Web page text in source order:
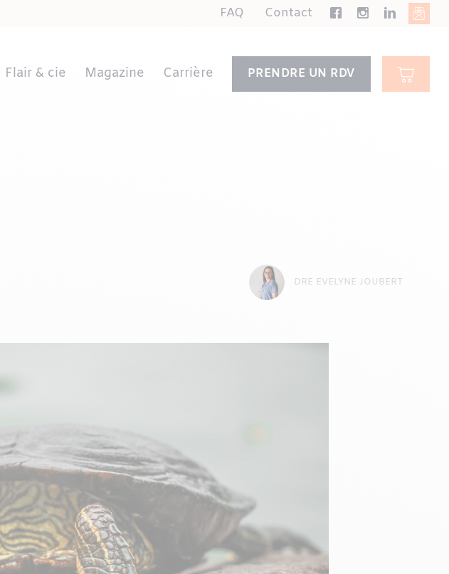
FAQ Contact
Flair & cie Magazine Carrière PRENDRE UN RDV
DRE EVELYNE JOUBERT